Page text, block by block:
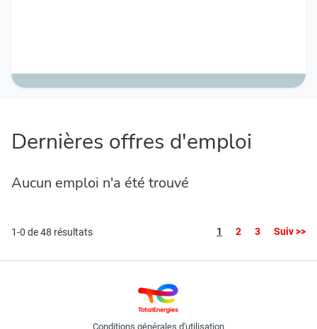
Dernières offres d'emploi
Aucun emploi n'a été trouvé
1-0 de 48 résultats Page
1 2 3 Suiv >>
Conditions générales d'utilisation